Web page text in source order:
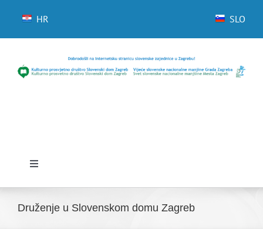
HR SLO
Toggle
Druženje u Slovenskom domu Zagreb